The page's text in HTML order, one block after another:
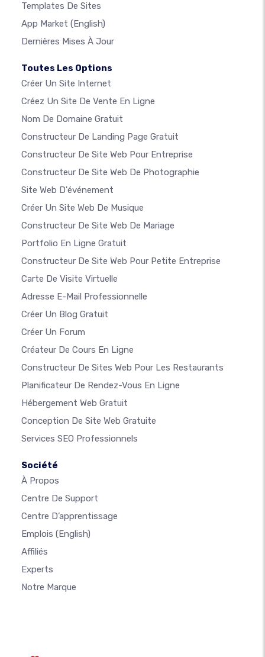
Templates De Sites
App Market (English)
Dernières Mises À Jour
Toutes Les Options
Créer Un Site Internet
Créez Un Site De Vente En Ligne
Nom De Domaine Gratuit
Constructeur De Landing Page Gratuit
Constructeur De Site Web Pour Entreprise
Constructeur De Site Web De Photographie
Site Web D'événement
Créer Un Site Web De Musique
Constructeur De Site Web De Mariage
Portfolio En Ligne Gratuit
Constructeur De Site Web Pour Petite Entreprise
Carte De Visite Virtuelle
Adresse E-Mail Professionnelle
Créer Un Blog Gratuit
Créer Un Forum
Créateur De Cours En Ligne
Constructeur De Sites Web Pour Les Restaurants
Planificateur De Rendez-Vous En Ligne
Hébergement Web Gratuit
Conception De Site Web Gratuite
Services SEO Professionnels
Société
À Propos
Centre De Support
Centre D’apprentissage
Emplois (English)
Affiliés
Experts
Notre Marque